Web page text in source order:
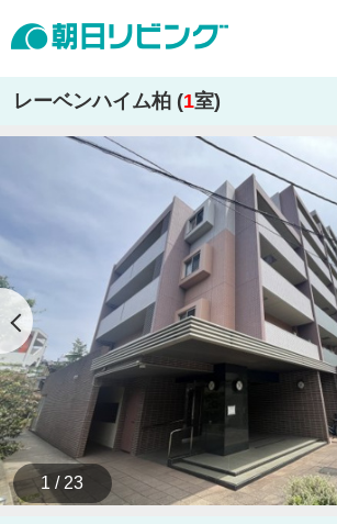
レーベンハイム柏 (1室)
1 / 23